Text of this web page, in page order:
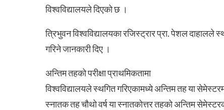
विश्वविद्यालयले दिएको छ ।
त्रिभुवन विश्वविद्यालयका रजिस्ट्रार प्रा. पेशल दाहालले
गरिने जानकारी दिए ।
अन्तिम तहको परीक्षा प्राथमिकतामा
विश्वविद्यालयले स्थगित गरिएकामध्ये अन्तिम तह या
स्नातक तह चौथो वर्ष या स्नातकोत्तर तहको अन्तिम सेमेस्टरका